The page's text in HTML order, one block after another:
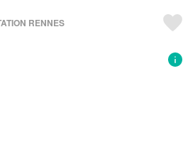
RENNES